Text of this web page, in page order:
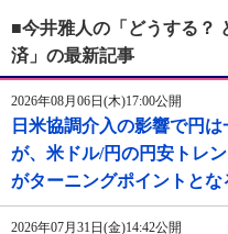
■今井雅人の「どうする？
済」の最新記事
2026年08月06日(木)17:00公開
日米協調介入の影響で円
が、米ドル/円の円安トレ
がターニングポイントとな
2026年07月31日(金)14:42公開